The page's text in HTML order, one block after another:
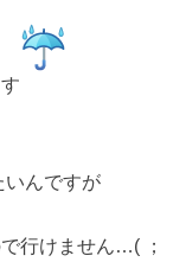
いんですが
行けません…( ；